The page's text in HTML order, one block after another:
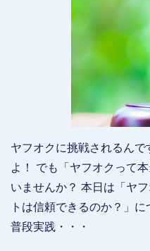
ヤフオクに挑戦されるん
よ！ でも「ヤフオクって
いませんか？ 本日は「ヤ
トは信頼できるのか？」
普段実践・・・